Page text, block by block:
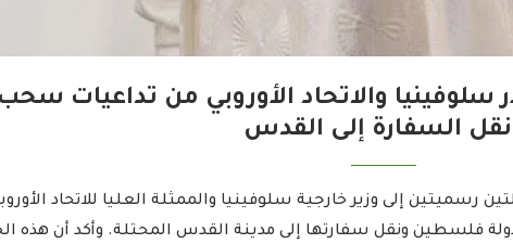
سلوفينيا والاتحاد الأوروبي من تداعيات
السفارة إلى القدس
رسميتين إلى وزير خارجية سلوفينيا والممثلة العليا للاتحاد
فلسطين ونقل سفارتها إلى مدينة القدس المحتلة. وأكد أن هذه